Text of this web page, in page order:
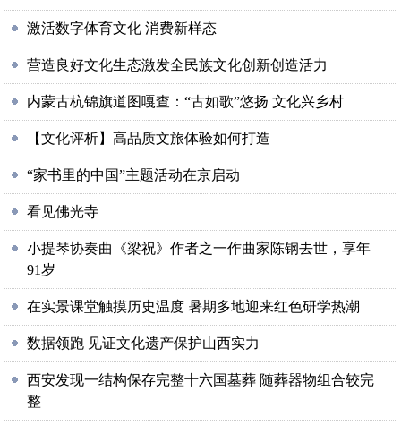
激活数字体育文化 消费新样态
营造良好文化生态激发全民族文化创新创造活力
内蒙古杭锦旗道图嘎查：“古如歌”悠扬 文化兴乡村
【文化评析】高品质文旅体验如何打造
“家书里的中国”主题活动在京启动
看见佛光寺
小提琴协奏曲《梁祝》作者之一作曲家陈钢去世，享年
91岁
在实景课堂触摸历史温度 暑期多地迎来红色研学热潮
数据领跑 见证文化遗产保护山西实力
西安发现一结构保存完整十六国墓葬 随葬器物组合较完
整